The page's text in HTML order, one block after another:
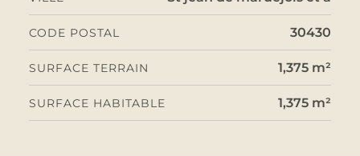
CODE POSTAL 30430
SURFACE TERRAIN 1,375 m²
SURFACE HABITABLE 1,375 m²